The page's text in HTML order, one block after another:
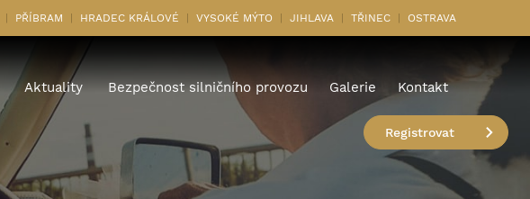
PŘÍBRAM HRADEC KRÁLOVÉ VYSOKÉ MÝTO JIHLAVA TŘINEC OSTRAVA
Aktuality Bezpečnost silničního provozu Galerie Kontakt
Registrovat